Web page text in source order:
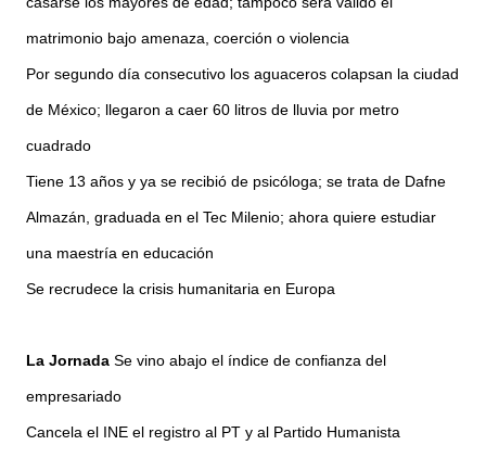
matrimonio bajo amenaza, coerción o violencia
Por segundo día consecutivo los aguaceros colapsan la ciudad
de México; llegaron a caer 60 litros de lluvia por metro
cuadrado
Tiene 13 años y ya se recibió de psicóloga; se trata de Dafne
Almazán, graduada en el Tec Milenio; ahora quiere estudiar
una maestría en educación
Se recrudece la crisis humanitaria en Europa
La Jornada Se vino abajo el índice de confianza del
empresariado
Cancela el INE el registro al PT y al Partido Humanista